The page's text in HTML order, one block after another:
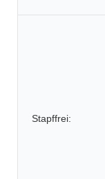
Stapffrei: